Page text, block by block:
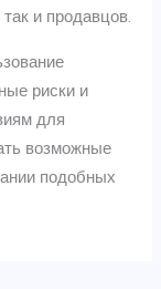
и продавцов.
риски и
для
возможные
подобных